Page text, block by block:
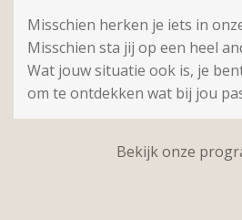
Misschien herken je iets in
Misschien sta jij op een heel
Wat jouw situatie ook is, je
om te ontdekken wat bij jou
Bekijk onze